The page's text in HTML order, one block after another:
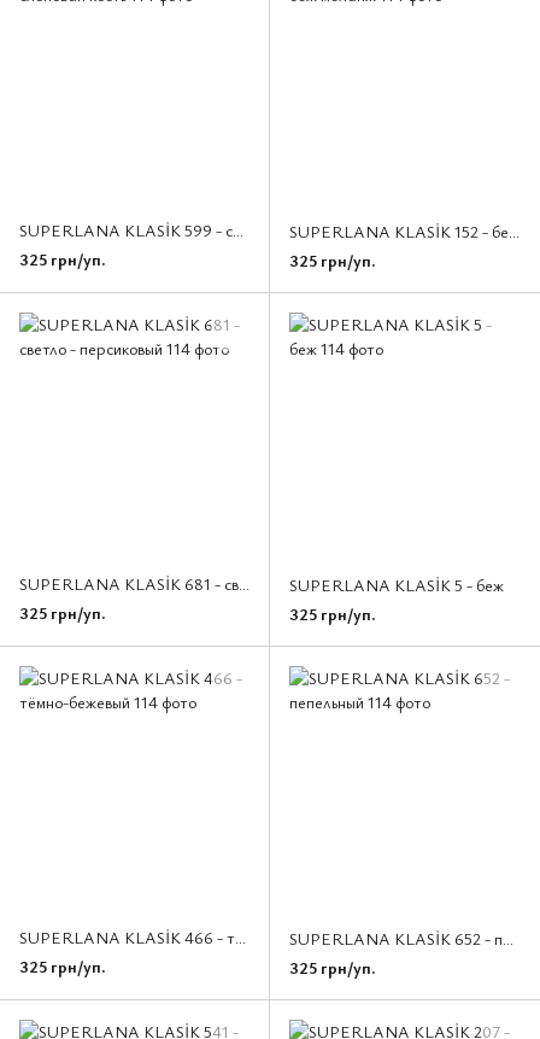
SUPERLANA KLASİK 599 - слоновая кость
325 грн/уп.
SUPERLANA KLASİK 152 - беж меланж
325 грн/уп.
SUPERLANA KLASİK 681 - светло - персиковый
325 грн/уп.
SUPERLANA KLASİK 5 - беж
325 грн/уп.
SUPERLANA KLASİK 466 - тёмно-бежевый
325 грн/уп.
SUPERLANA KLASİK 652 - пепельный
325 грн/уп.